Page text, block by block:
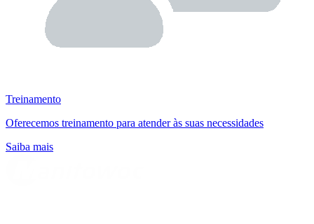
Treinamento
Oferecemos treinamento para atender às suas necessidades
Saiba mais